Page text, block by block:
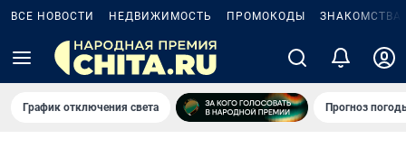
ВСЕ НОВОСТИ НЕДВИЖИМОСТЬ ПРОМОКОДЫ ЗНАКОМСТВА
График отключения света Прогноз